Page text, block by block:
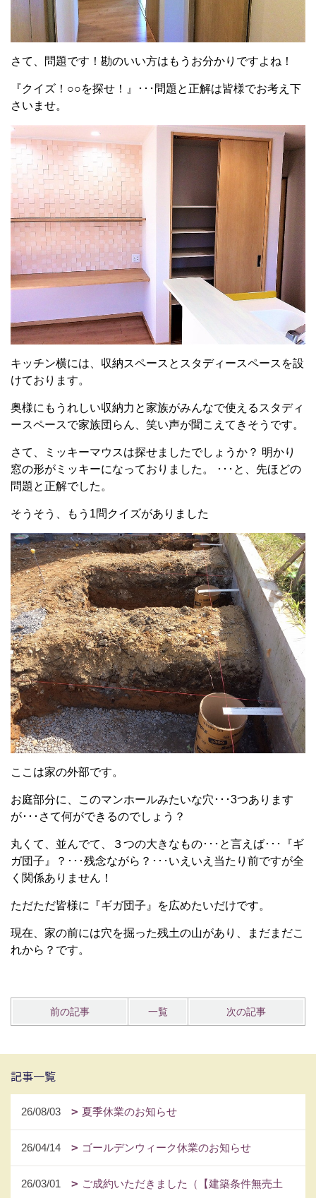
さて、問題です！勘のいい方はもうお分かりですよね！
『クイズ！○○を探せ！』･･･問題と正解は皆様でお考え下
さいませ。
キッチン横には、収納スペースとスタディースペースを設
けております。
奥様にもうれしい収納力と家族がみんなで使えるスタディ
ースペースで家族団らん、笑い声が聞こえてきそうです。
さて、ミッキーマウスは探せましたでしょうか？ 明かり
窓の形がミッキーになっておりました。 ･･･と、先ほどの
問題と正解でした。
そうそう、もう1問クイズがありました
ここは家の外部です。
お庭部分に、このマンホールみたいな穴･･･3つあります
が･･･さて何ができるのでしょう？
丸くて、並んでて、３つの大きなもの･･･と言えば･･･『ギ
ガ団子』？･･･残念ながら？･･･いえいえ当たり前ですが全
く関係ありません！
ただただ皆様に『ギガ団子』を広めたいだけです。
現在、家の前には穴を掘った残土の山があり、まだまだこ
れから？です。
前の記事 一覧 次の記事
記事一覧
26/08/03 夏季休業のお知らせ
26/04/14 ゴールデンウィーク休業のお知らせ
26/03/01
ご成約いただきました（【建築条件無売土